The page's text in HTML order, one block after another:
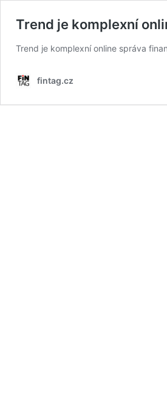
Trend je komplexní
Trend je komplexní online správa
fintag.cz